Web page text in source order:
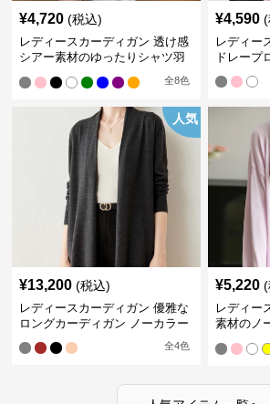
¥4,720 (税込)
レディースカーディガン 透け感
シアー素材のゆったりシャツ羽
全8色
¥4,590 (
レディー
ドレープ
人気
¥13,200 (税込)
レディースカーディガン 優雅な
ロングカーディガン ノーカラー
全4色
¥5,220 (
レディー
素材のノ